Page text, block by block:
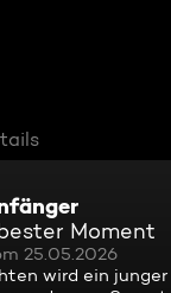
Moment
25.05.2026
wird ein